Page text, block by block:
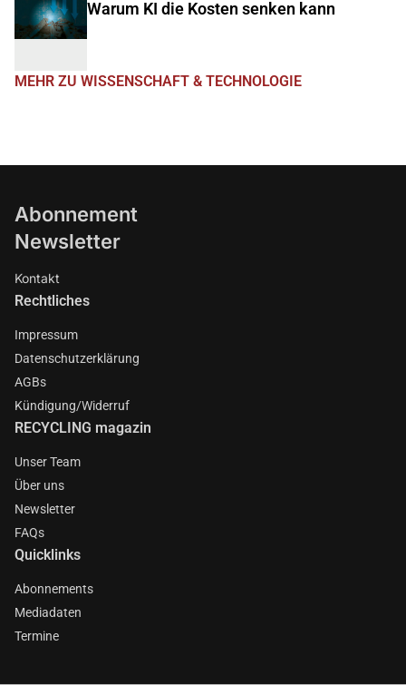
Warum KI die Kosten senken kann
MEHR ZU WISSENSCHAFT & TECHNOLOGIE
Abonnement
Newsletter
Kontakt
Rechtliches
Impressum
Datenschutzerklärung
AGBs
Kündigung/Widerruf
RECYCLING magazin
Unser Team
Über uns
Newsletter
FAQs
Quicklinks
Abonnements
Mediadaten
Termine